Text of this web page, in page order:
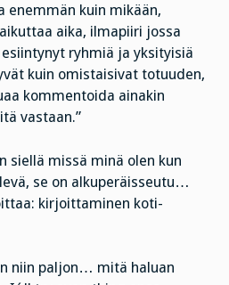
enemmän kuin mikään,
aika, ilmapiiri jossa
ryhmiä ja yksityisiä
kuin omistaisivat totuuden,
kommentoida ainakin
vastaan.”
siellä missä minä olen kun
se on alkuperäisseutu…
kirjoittaminen koti-
niin paljon… mitä haluan